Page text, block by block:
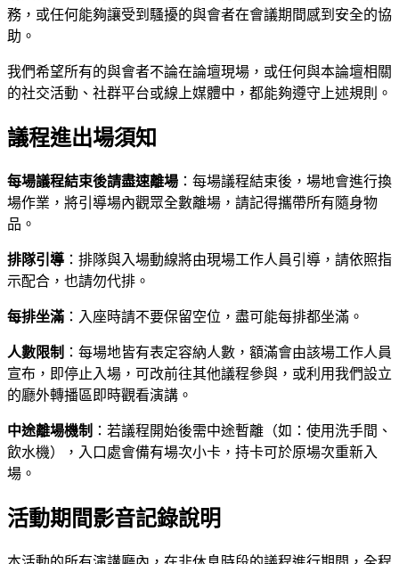
務，或任何能夠讓受到騷擾的與會者在會議期間感到安全的協
助。
我們希望所有的與會者不論在論壇現場，或任何與本論壇相關
的社交活動、社群平台或線上媒體中，都能夠遵守上述規則。
議程進出場須知
每場議程結束後請盡速離場 ：每場議程結束後，場地會進行換
場作業，將引導場內觀眾全數離場，請記得攜帶所有隨身物
品。
排隊引導：排隊與入場動線將由現場工作人員引導，請依照指
示配合，也請勿代排。
每排坐滿 ：入座時請不要保留空位，盡可能每排都坐滿。
人數限制 ：每場地皆有表定容納人數，額滿會由該場工作人員
宣布，即停止入場，可改前往其他議程參與，或利用我們設立
的廳外轉播區即時觀看演講。
中途離場機制 ：若議程開始後需中途暫離（如：使用洗手間、
飲水機），入口處會備有場次小卡，持卡可於原場次重新入
場。
活動期間影音記錄說明